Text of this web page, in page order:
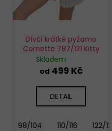
k
t
Dívčí krátké pyžamo
Cornette 787/121 Kitty
Skladem
od499 Kč
DETAIL
98/104 110/116 122/128